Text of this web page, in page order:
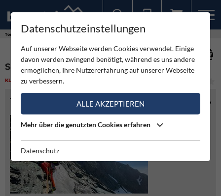
Touren
SÜDGRAT - GROSSGLOCKNER
KLETTERN MITTEL
TOURENINFO
Datenschutzeinstellungen
Auf unserer Webseite werden Cookies verwendet. Einige
davon werden zwingend benötigt, während es uns andere
ermöglichen, Ihre Nutzererfahrung auf unserer Webseite
zu verbessern.
ALLE AKZEPTIEREN
Mehr über die genutzten Cookies erfahren
Datenschutz